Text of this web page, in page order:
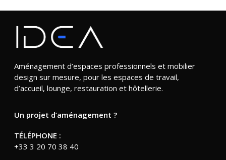
Aménagement d’espaces professionnels et mobilier
design sur mesure, pour les espaces de travail,
d’accueil, lounge, restauration et hôtellerie.
Un projet d’aménagement ?
TÉLÉPHONE :
+33 3 20 70 38 40